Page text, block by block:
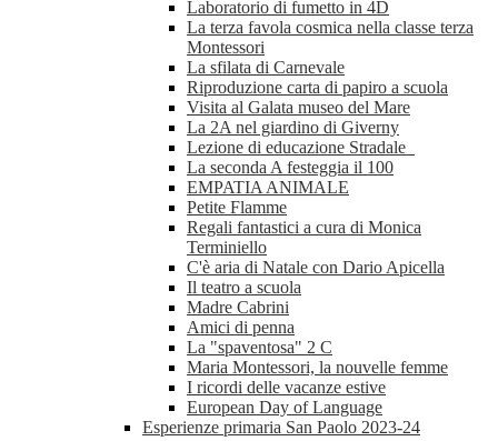
Laboratorio di fumetto in 4D
La terza favola cosmica nella classe terza
Montessori
La sfilata di Carnevale
Riproduzione carta di papiro a scuola
Visita al Galata museo del Mare
La 2A nel giardino di Giverny
Lezione di educazione Stradale
La seconda A festeggia il 100
EMPATIA ANIMALE
Petite Flamme
Regali fantastici a cura di Monica
Terminiello
C'è aria di Natale con Dario Apicella
Il teatro a scuola
Madre Cabrini
Amici di penna
La "spaventosa" 2 C
Maria Montessori, la nouvelle femme
I ricordi delle vacanze estive
European Day of Language
Esperienze primaria San Paolo 2023-24